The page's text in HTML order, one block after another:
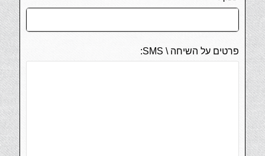
פרטים על השיחה \ SMS: